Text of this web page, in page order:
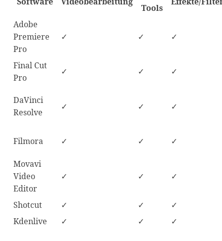
Tools
Adobe
Premiere
Pro
✓ ✓ ✓
Final Cut
Pro
✓ ✓ ✓
DaVinci
Resolve
✓ ✓ ✓
Filmora ✓ ✓ ✓
Movavi
Video
Editor
✓ ✓ ✓
Shotcut ✓ ✓
✓
Kdenlive
✓ ✓ ✓